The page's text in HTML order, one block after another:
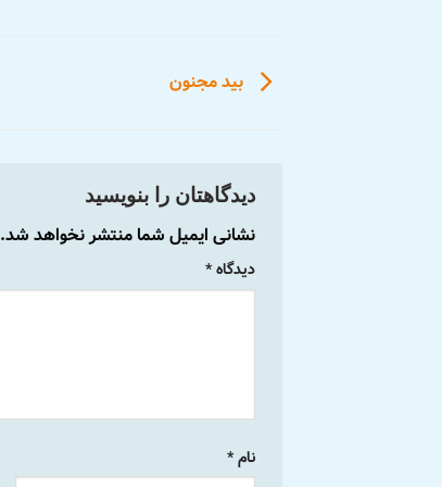
بید مجنون
دیدگاهتان را بنویسید
نشانی ایمیل شما منتشر نخواهد شد.
دیدگاه*
نام*